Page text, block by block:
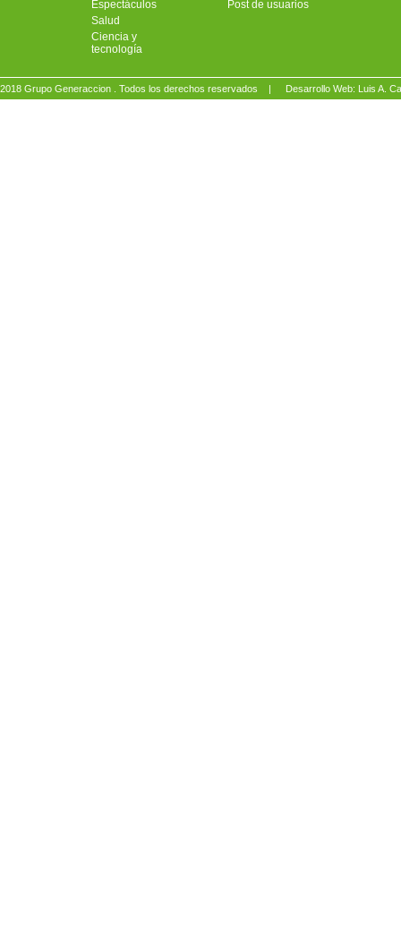
Espectáculos
Salud
Ciencia y
tecnología
Post de usuarios
2018 Grupo Generaccion . Todos los derechos reservados | Desarrollo Web: Luis